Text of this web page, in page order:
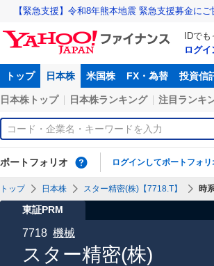
【緊急支援】令和8年熊本地震 緊急支援募金に
IDで
ログイ
トップ 日本株 米国株 FX・為替 投資信
日本株トップ 日本株ランキング 注目ランキ
ポートフォリオ ログインしてポートフォ
トップ 日本株 スター精密(株)【7718.T】 時
東証PRM
スター精密(株)
7718 機械